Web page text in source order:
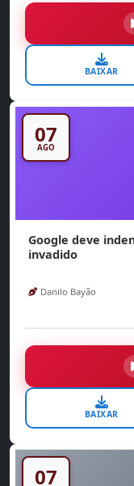
BAIXAR
07
AGO
Google deve
invadido
Danilo Bayão
BAIXAR
07